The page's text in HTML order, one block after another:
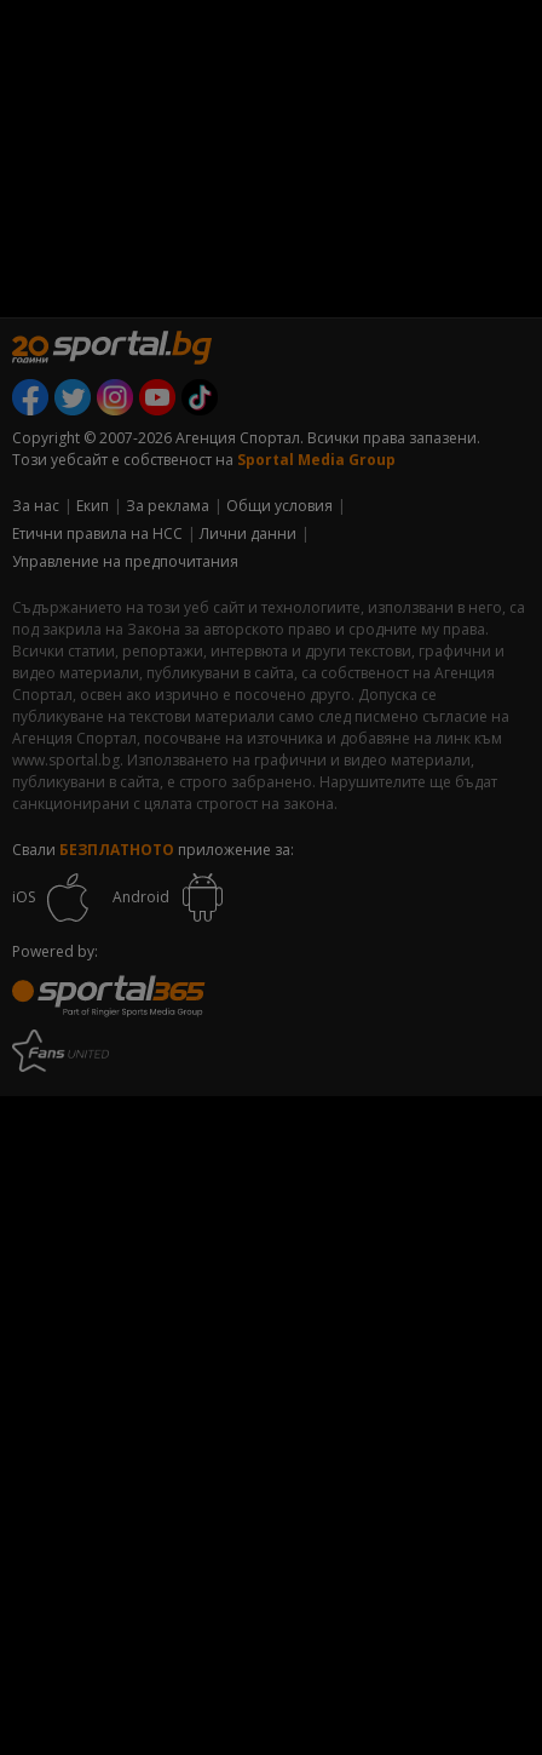
Copyright © 2007-2026 Агенция Спортал. Всички права запазени.
Този уебсайт е собственост на Sportal Media Group
За нас Екип За рекламa
Общи условия
Етични правила на НСС
Лични данни
Управление на предпочитания
Съдържанието на този уеб сайт и технологиите, използвани в него, са
под закрила на Закона за авторското право и сродните му права.
Всички статии, репортажи, интервюта и други текстови, графични и
видео материали, публикувани в сайта, са собственост на Агенция
Спортал, освен ако изрично е посочено друго. Допуска се
публикуване на текстови материали само след писмено съгласие на
Агенция Спортал, посочване на източника и добавяне на линк към
www.sportal.bg. Използването на графични и видео материали,
публикувани в сайта, е строго забранено. Нарушителите ще бъдат
санкционирани с цялата строгост на закона.
Свали БЕЗПЛАТНОТО приложение за:
iOS Android
Powered by: